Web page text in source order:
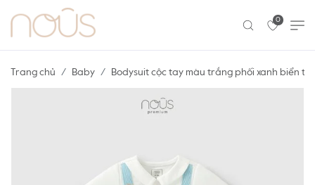
0
Trang chủ Baby Bodysuit cộc tay màu trắng phối xanh biển